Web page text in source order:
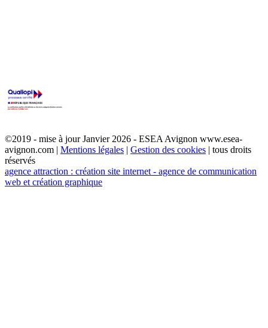
©2019 - mise à jour Janvier 2026 - ESEA Avignon www.esea-
avignon.com | Mentions légales | Gestion des cookies | tous droits
réservés
agence attraction : création site internet - agence de communication
web et création graphique